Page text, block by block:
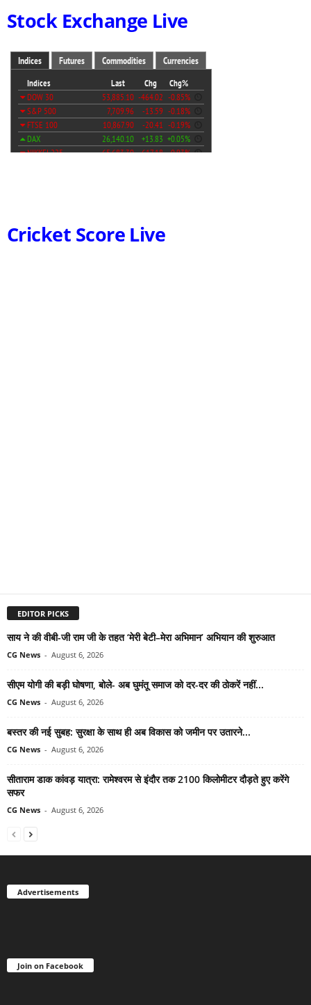
Stock Exchange Live
Cricket Score Live
EDITOR PICKS
साय ने की वीबी-जी राम जी के तहत ‘मेरी बेटी–मेरा अभिमान’ अभियान की शुरुआत
CG News - August 6, 2026
सीएम योगी की बड़ी घोषणा, बोले- अब घुमंतू समाज को दर-दर की ठोकरें नहीं...
CG News - August 6, 2026
बस्तर की नई सुबह: सुरक्षा के साथ ही अब विकास को जमीन पर उतारने...
CG News - August 6, 2026
सीताराम डाक कांवड़ यात्रा: रामेश्वरम से इंदौर तक 2100 किलोमीटर दौड़ते हुए करेंगे
सफर
CG News - August 6, 2026
Advertisements
Join on Facebook